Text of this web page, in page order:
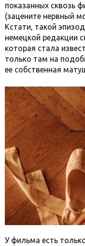
показанных сквозь
(зацените нервный
Кстати, такой
немецкой редакции
которая стала
только там на
ее собственная
У фильма есть